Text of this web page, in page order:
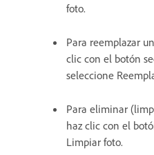
foto.
Para reemplazar
clic con el botón
seleccione
Para eliminar
haz clic con el
Limpiar foto.